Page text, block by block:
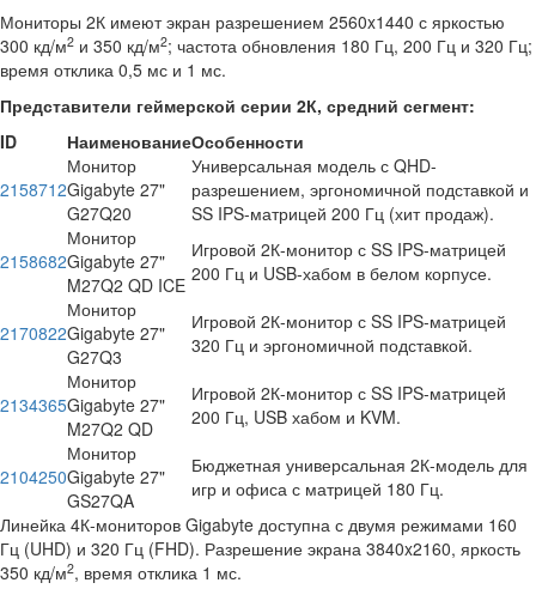
Мониторы 2К имеют экран разрешением 2560x1440 с яркостью
300 кд/м2 и 350 кд/м2; частота обновления 180 Гц, 200 Гц и 320 Гц;
время отклика 0,5 мс и 1 мс.
Представители геймерской серии 2К, средний сегмент:
ID
НаименованиеОсобенности
2158712
Монитор
Gigabyte 27"
G27Q20
Универсальная модель с QHD-
разрешением, эргономичной подставкой и
SS IPS-матрицей 200 Гц (хит продаж).
2158682
Монитор
Gigabyte 27"
M27Q2 QD ICE
Игровой 2К-монитор с SS IPS-матрицей
200 Гц и USB-хабом в белом корпусе.
2170822
Монитор
Gigabyte 27"
G27Q3
Игровой 2К-монитор с SS IPS-матрицей
320 Гц и эргономичной подставкой.
2134365
Монитор
Gigabyte 27"
M27Q2 QD
Игровой 2К-монитор с SS IPS-матрицей
200 Гц, USB хабом и KVM.
2104250
Монитор
Gigabyte 27"
GS27QA
Бюджетная универсальная 2К-модель для
игр и офиса с матрицей 180 Гц.
Линейка 4К-мониторов Gigabyte доступна с двумя режимами 160
Гц (UHD) и 320 Гц (FHD). Разрешение экрана 3840x2160, яркость
350 кд/м2, время отклика 1 мс.